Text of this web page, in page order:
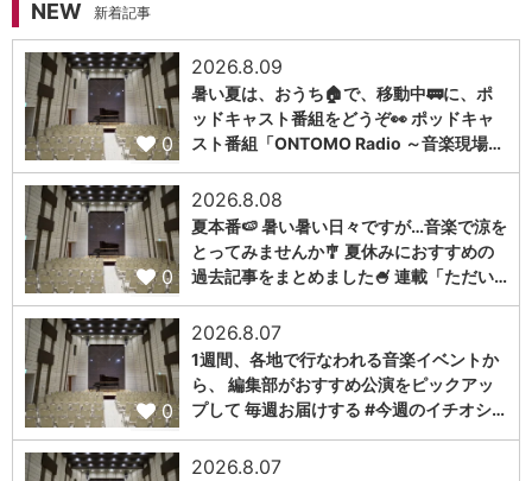
NEW 新着記事
0
2026.8.09
暑い夏は、おうち🏠で、移動中🚃に、ポ
ッドキャスト番組をどうぞ👀 ポッドキャ
スト番組「ONTOMO Radio ～音楽現場…
0
2026.8.08
夏本番🍉 暑い暑い日々ですが…音楽で涼を
とってみませんか🎐 夏休みにおすすめの
過去記事をまとめました🍧 連載「ただい…
0
2026.8.07
1週間、各地で行なわれる音楽イベントか
ら、 編集部がおすすめ公演をピックアッ
プして 毎週お届けする #今週のイチオシ…
2026.8.07